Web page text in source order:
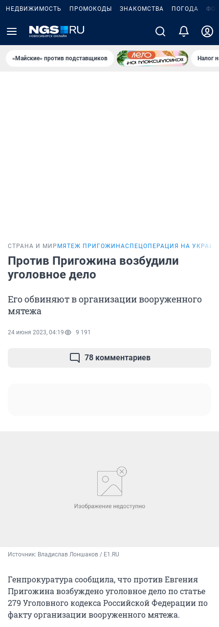
НЕДВИЖИМОСТЬ ПРОМОКОДЫ ЗНАКОМСТВА ПОГОДА
«Майские» против подставщиков Налог
СТРАНА И МИР МЯТЕЖ ПРИГОЖИНАСПЕЦОПЕРАЦИЯ НА
Против Пригожина возбудили
уголовное дело
Его обвиняют в организации вооруженного
мятежа
24 июня 2023, 04:19 9 191
78 комментариев
Источник: Владислав Лоншаков / E1.RU
Генпрокуратура сообщила, что против Евгения
Пригожина возбуждено уголовное дело по статье
279 Уголовного кодекса Российской Федерации по
факту организации вооруженного мятежа.